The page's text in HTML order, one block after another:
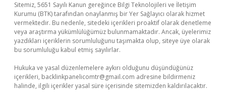
Sitemiz, 5651 Sayılı Kanun gereğince Bilgi Teknolojileri ve İletişim
Kurumu (BTK) tarafından onaylanmış bir Yer Sağlayıcı olarak hizmet
vermektedir. Bu nedenle, sitedeki içerikleri proaktif olarak denetleme
veya araştırma yükümlülüğümüz bulunmamaktadır. Ancak, üyelerimiz
yazdıkları içeriklerin sorumluluğunu taşımakta olup, siteye üye olarak
bu sorumluluğu kabul etmiş sayılırlar.
Hukuka ve yasal düzenlemelere aykırı olduğunu düşündüğünüz
içerikleri, backlinkpanelicomtr@gmail.com adresine bildirmeniz
halinde, ilgili içerikler yasal süre içerisinde sitemizden kaldırılacaktır.